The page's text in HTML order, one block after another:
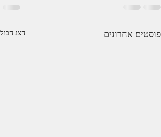
פוסטים אחרונים הצג הכול